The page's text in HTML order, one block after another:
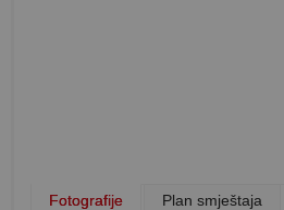
Fotografije Plan smještaja